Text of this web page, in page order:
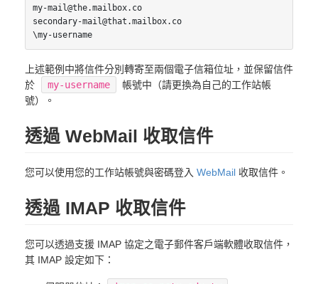
my-mail@the.mailbox.co
secondary-mail@that.mailbox.co
上述範例中將信件分別轉寄至兩個電子信箱位址，並保留信件
於
my-username
帳號中（請更換為自己的工作站帳
號）。
透過 WebMail 收取信件
您可以使用您的工作站帳號與密碼登入 WebMail 收取信件。
透過 IMAP 收取信件
您可以透過支援 IMAP 協定之電子郵件客戶端軟體收取信件，
其 IMAP 設定如下：